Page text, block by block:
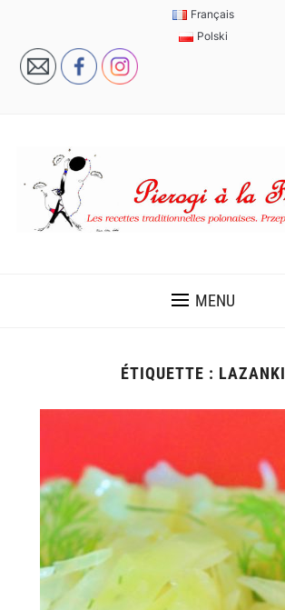
Français
Polski
MENU
ÉTIQUETTE : LAZANKI